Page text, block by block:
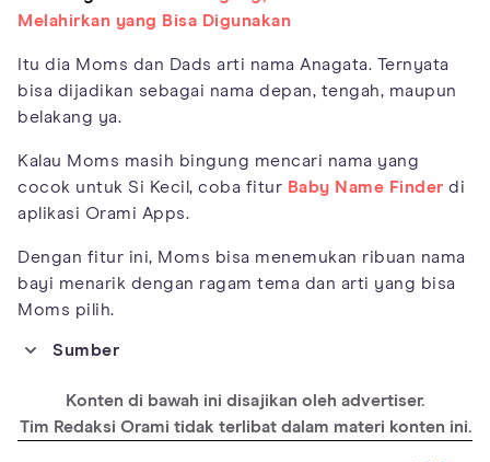
Melahirkan yang Bisa Digunakan
Itu dia Moms dan Dads arti nama Anagata. Ternyata
bisa dijadikan sebagai nama depan, tengah, maupun
belakang ya.
Kalau Moms masih bingung mencari nama yang
cocok untuk Si Kecil, coba fitur Baby Name Finder di
aplikasi Orami Apps.
Dengan fitur ini, Moms bisa menemukan ribuan nama
bayi menarik dengan ragam tema dan arti yang bisa
Moms pilih.
Sumber
https://www.popular-babynames.com/name/anagata
http://www.namekun.com/name-meaning-of/anagata
Konten di bawah ini disajikan oleh advertiser.
Tim Redaksi Orami tidak terlibat dalam materi konten ini.